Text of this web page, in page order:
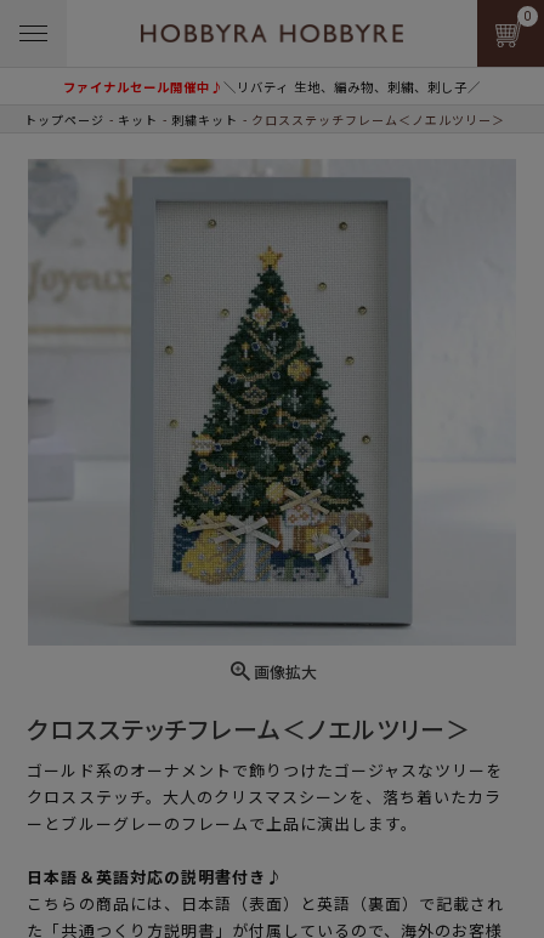
ファイナルセール開催中♪＼リバティ 生地、編み物、刺繍、刺し子／
0
トップページ キット 刺繍キット クロスステッチフレーム＜ノエルツリー＞
画像拡大
クロスステッチフレーム＜ノエルツリー＞
ゴールド系のオーナメントで飾りつけたゴージャスなツリーを
クロスステッチ。大人のクリスマスシーンを、落ち着いたカラ
ーとブルーグレーのフレームで上品に演出します。
日本語＆英語対応の説明書付き♪
こちらの商品には、日本語（表面）と英語（裏面）で記載され
た「共通つくり方説明書」が付属しているので、海外のお客様